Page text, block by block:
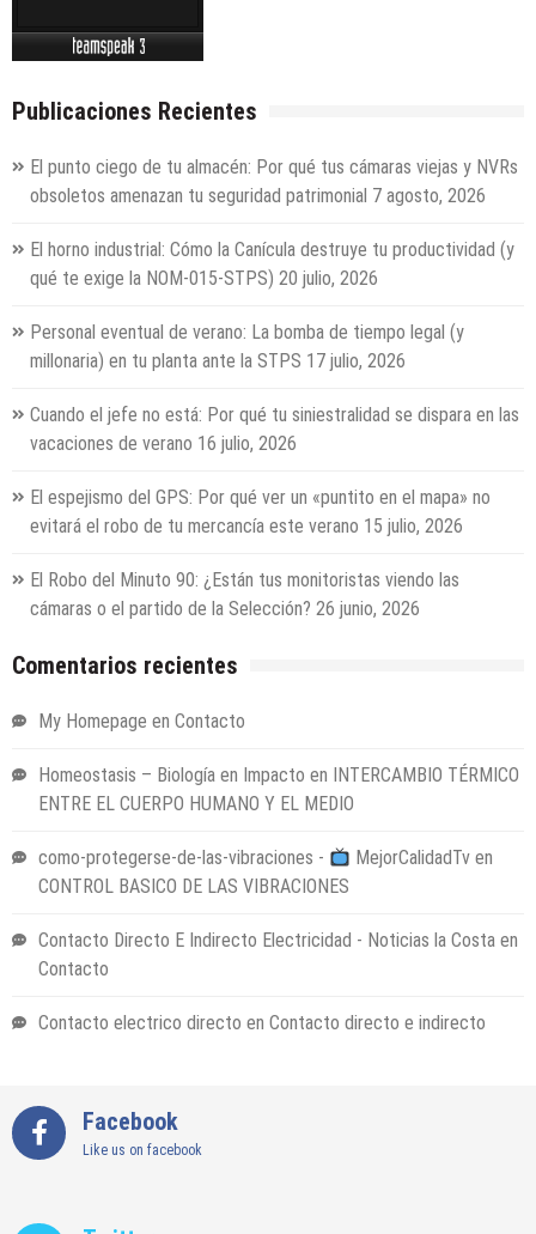
Publicaciones Recientes
El punto ciego de tu almacén: Por qué tus cámaras viejas y NVRs
obsoletos amenazan tu seguridad patrimonial 7 agosto, 2026
El horno industrial: Cómo la Canícula destruye tu productividad (y
qué te exige la NOM-015-STPS) 20 julio, 2026
Personal eventual de verano: La bomba de tiempo legal (y
millonaria) en tu planta ante la STPS 17 julio, 2026
Cuando el jefe no está: Por qué tu siniestralidad se dispara en las
vacaciones de verano 16 julio, 2026
El espejismo del GPS: Por qué ver un «puntito en el mapa» no
evitará el robo de tu mercancía este verano 15 julio, 2026
El Robo del Minuto 90: ¿Están tus monitoristas viendo las
cámaras o el partido de la Selección? 26 junio, 2026
Comentarios recientes
My Homepage en Contacto
Homeostasis – Biología en Impacto en INTERCAMBIO TÉRMICO
ENTRE EL CUERPO HUMANO Y EL MEDIO
como-protegerse-de-las-vibraciones - MejorCalidadTv en
CONTROL BASICO DE LAS VIBRACIONES
Contacto Directo E Indirecto Electricidad - Noticias la Costa en
Contacto
Contacto electrico directo en Contacto directo e indirecto
Facebook
Like us on facebook